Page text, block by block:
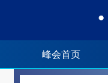
峰会首页